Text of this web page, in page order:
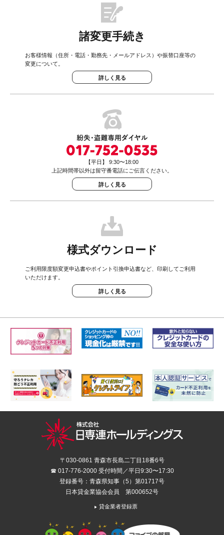
諸変更手続き
お客様情報（住所・電話・勤務先・メールアドレス）や振替口座等の
変更について。
詳しく見る
【平日】 9:30〜18:00
上記時間帯以外は留守番電話にご伝言ください。
詳しく見る
様式ダウンロード
ご利用限度額変更申込書やポイント引換申込書など、印刷してご利用
いただけます。
詳しく見る
〒030-0861 青森市長島二丁目18番6号
☎ 017-776-2000 受付時間／平日9:30〜17:30
登録番号：青森県知事（5）第01717号
日本貸金業協会会員 第000652号
▶ 貸金業者登録票